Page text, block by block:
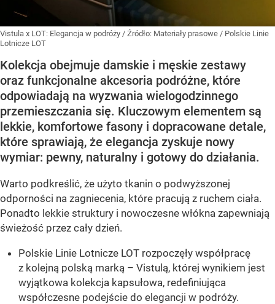
Vistula x LOT: Elegancja w podróży / Źródło: Materiały prasowe / Polskie Linie
Lotnicze LOT
Kolekcja obejmuje damskie i męskie zestawy
oraz funkcjonalne akcesoria podróżne, które
odpowiadają na wyzwania wielogodzinnego
przemieszczania się. Kluczowym elementem są
lekkie, komfortowe fasony i dopracowane detale,
które sprawiają, że elegancja zyskuje nowy
wymiar: pewny, naturalny i gotowy do działania.
Warto podkreślić, że użyto tkanin o podwyższonej
odporności na zagniecenia, które pracują z ruchem ciała.
Ponadto lekkie struktury i nowoczesne włókna zapewniają
świeżość przez cały dzień.
Polskie Linie Lotnicze LOT rozpoczęły współpracę
z kolejną polską marką – Vistulą, której wynikiem jest
wyjątkowa kolekcja kapsułowa, redefiniująca
współczesne podejście do elegancji w podróży.